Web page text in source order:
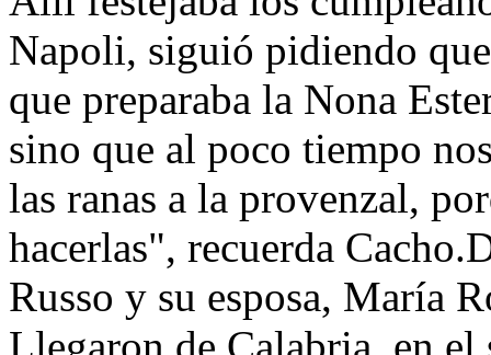
Napoli, siguió pidiendo
que preparaba la Nona
sino que al poco tiempo
las ranas a la provenzal,
hacerlas", recuerda
Russo y su esposa, María
Llegaron de Calabria, en el